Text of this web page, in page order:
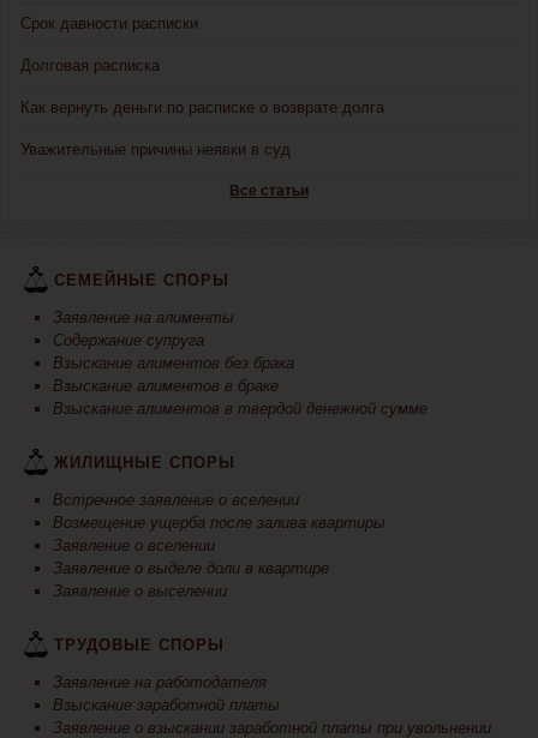
Срок давности расписки
Долговая расписка
Как вернуть деньги по расписке о возврате долга
Уважительные причины неявки в суд
Все статьи
СЕМЕЙНЫЕ СПОРЫ
Заявление на алименты
Содержание супруга
Взыскание алиментов без брака
Взыскание алиментов в браке
Взыскание алиментов в твердой денежной сумме
ЖИЛИЩНЫЕ СПОРЫ
Встречное заявление о вселении
Возмещение ущерба после залива квартиры
Заявление о вселении
Заявление о выделе доли в квартире
Заявление о выселении
ТРУДОВЫЕ СПОРЫ
Заявление на работодателя
Взыскание заработной платы
Заявление о взыскании заработной платы при увольнении